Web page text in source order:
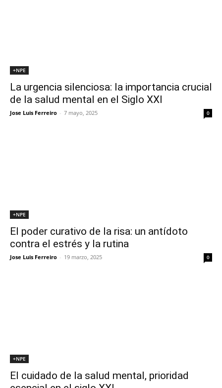
+NPE
La urgencia silenciosa: la importancia crucial
de la salud mental en el Siglo XXI
Jose Luis Ferreiro - 7 mayo, 2025 0
+NPE
El poder curativo de la risa: un antídoto
contra el estrés y la rutina
Jose Luis Ferreiro - 19 marzo, 2025 0
+NPE
El cuidado de la salud mental, prioridad